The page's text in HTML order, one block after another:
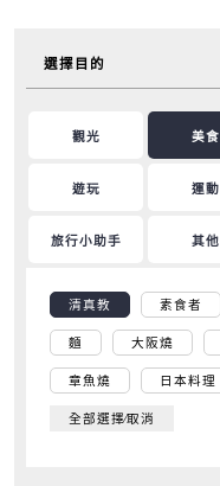
選擇目的
觀光 美食
遊玩 運動
旅行小助手 其他
清真教 素食者
麵 大阪燒
章魚燒 日本料理
全部選擇∕取消